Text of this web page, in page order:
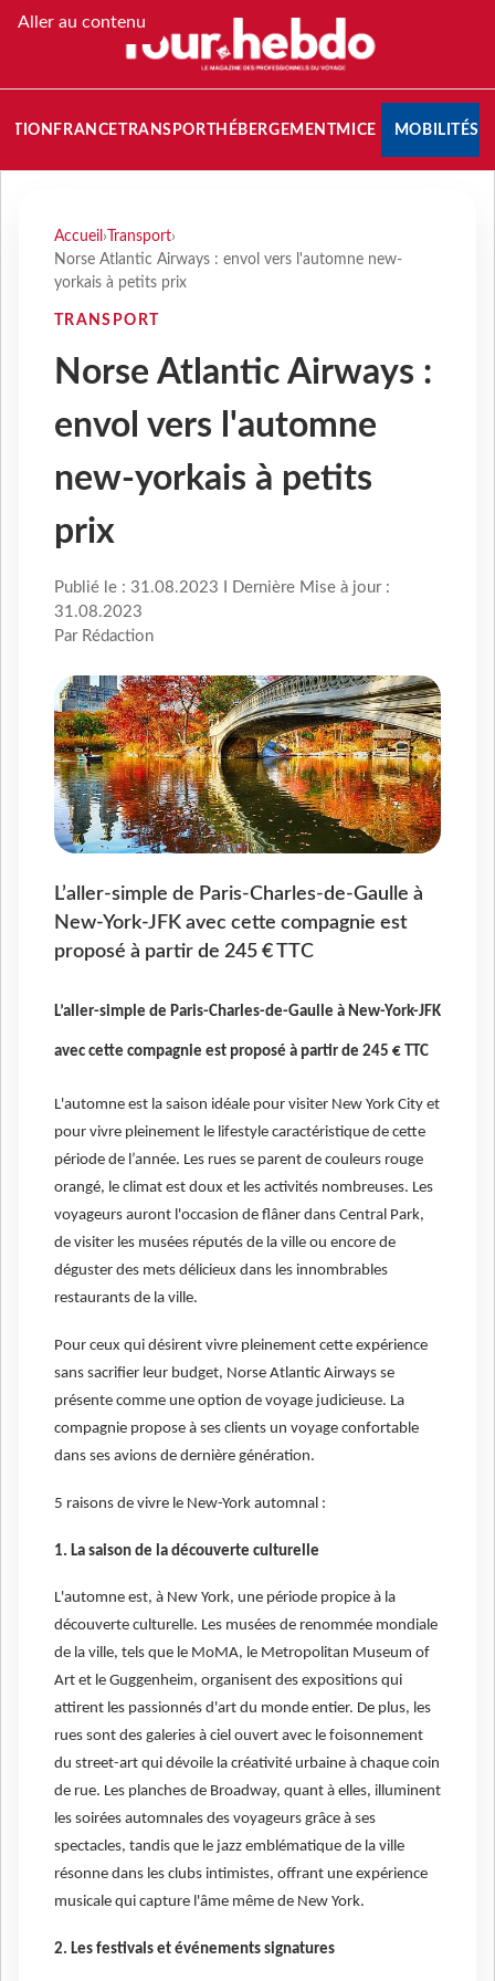
Aller au contenu
FRANCETRANSPORT HÉBERGEMENTMICE MOBILITÉS
Accueil › Transport›
Norse Atlantic Airways : envol vers l'automne new-
yorkais à petits prix
TRANSPORT
Norse Atlantic Airways :
envol vers l'automne
new-yorkais à petits
prix
Publié le : 31.08.2023 I Dernière Mise à jour :
31.08.2023
Par Rédaction
L’aller-simple de Paris-Charles-de-Gaulle à
New-York-JFK avec cette compagnie est
proposé à partir de 245 € TTC
L’aller-simple de Paris-Charles-de-Gaulle à New-York-JFK
avec cette compagnie est proposé à partir de 245 € TTC
L'automne est la saison idéale pour visiter New York City et
pour vivre pleinement le lifestyle caractéristique de cette
période de l’année. Les rues se parent de couleurs rouge
orangé, le climat est doux et les activités nombreuses. Les
voyageurs auront l'occasion de flâner dans Central Park,
de visiter les musées réputés de la ville ou encore de
déguster des mets délicieux dans les innombrables
restaurants de la ville.
Pour ceux qui désirent vivre pleinement cette expérience
sans sacrifier leur budget, Norse Atlantic Airways se
présente comme une option de voyage judicieuse. La
compagnie propose à ses clients un voyage confortable
dans ses avions de dernière génération.
5 raisons de vivre le New-York automnal :
1. La saison de la découverte culturelle
L'automne est, à New York, une période propice à la
découverte culturelle. Les musées de renommée mondiale
de la ville, tels que le MoMA, le Metropolitan Museum of
Art et le Guggenheim, organisent des expositions qui
attirent les passionnés d'art du monde entier. De plus, les
rues sont des galeries à ciel ouvert avec le foisonnement
du street-art qui dévoile la créativité urbaine à chaque coin
de rue. Les planches de Broadway, quant à elles, illuminent
les soirées automnales des voyageurs grâce à ses
spectacles, tandis que le jazz emblématique de la ville
résonne dans les clubs intimistes, offrant une expérience
musicale qui capture l'âme même de New York.
2. Les festivals et événements signatures